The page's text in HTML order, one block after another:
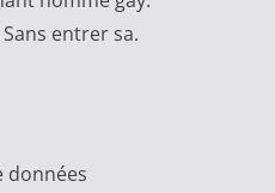
entrer sa.
données